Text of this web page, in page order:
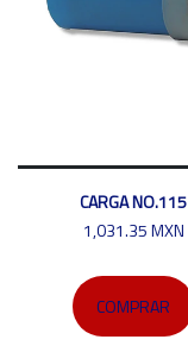
CARGA NO.115
1,031.35 MXN
COMPRAR